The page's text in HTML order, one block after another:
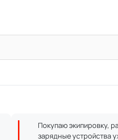
Покупаю экипировку,
зарядные устройства